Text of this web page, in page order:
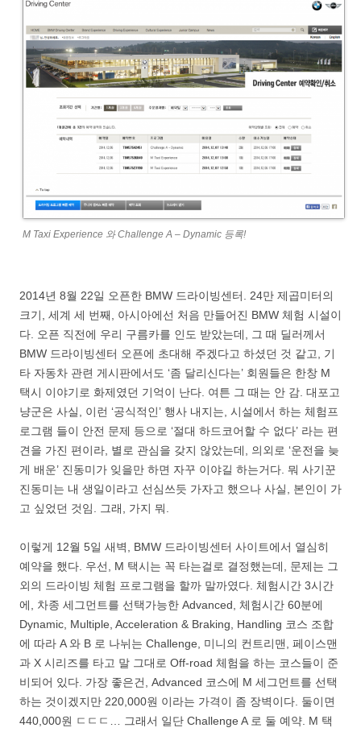
M Taxi Experience 와 Challenge A – Dynamic 등록!
2014년 8월 22일 오픈한 BMW 드라이빙센터. 24만 제곱미터의
크기, 세계 세 번째, 아시아에선 처음 만들어진 BMW 체험 시설이
다. 오픈 직전에 우리 구름카를 인도 받았는데, 그 때 딜러께서
BMW 드라이빙센터 오픈에 초대해 주겠다고 하셨던 것 같고, 기
타 자동차 관련 게시판에서도 ‘좀 달리신다는’ 회원들은 한창 M
택시 이야기로 화제였던 기억이 난다. 여튼 그 때는 안 감. 대포고
냥군은 사실, 이런 ‘공식적인’ 행사 내지는, 시설에서 하는 체험프
로그램 들이 안전 문제 등으로 ‘절대 하드코어할 수 없다’ 라는 편
견을 가진 편이라, 별로 관심을 갖지 않았는데, 의외로 ‘운전을 늦
게 배운’ 진동미가 잊을만 하면 자꾸 이야길 하는거다. 뭐 사기꾼
진동미는 내 생일이라고 선심쓰듯 가자고 했으나 사실, 본인이 가
고 싶었던 것임. 그래, 가지 뭐.
이렇게 12월 5일 새벽, BMW 드라이빙센터 사이트에서 열심히
예약을 했다. 우선, M 택시는 꼭 타는걸로 결정했는데, 문제는 그
외의 드라이빙 체험 프로그램을 할까 말까였다. 체험시간 3시간
에, 차종 세그먼트를 선택가능한 Advanced, 체험시간 60분에
Dynamic, Multiple, Acceleration & Braking, Handling 코스 조합
에 따라 A 와 B 로 나뉘는 Challenge, 미니의 컨트리맨, 페이스맨
과 X 시리즈를 타고 말 그대로 Off-road 체험을 하는 코스들이 준
비되어 있다. 가장 좋은건, Advanced 코스에 M 세그먼트를 선택
하는 것이겠지만 220,000원 이라는 가격이 좀 장벽이다. 둘이면
440,000원 ㄷㄷㄷ… 그래서 일단 Challenge A 로 둘 예약. M 택